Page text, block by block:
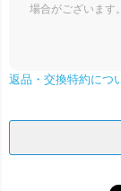
場合がございます
返品・交換特約につ